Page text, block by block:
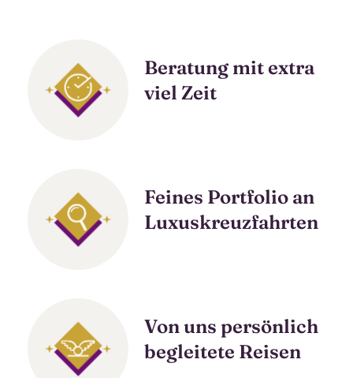
Beratung mit extra
viel Zeit
Feines Portfolio an
Luxuskreuzfahrten
Von uns persönlich
begleitete Reisen